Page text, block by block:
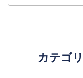
カテゴ